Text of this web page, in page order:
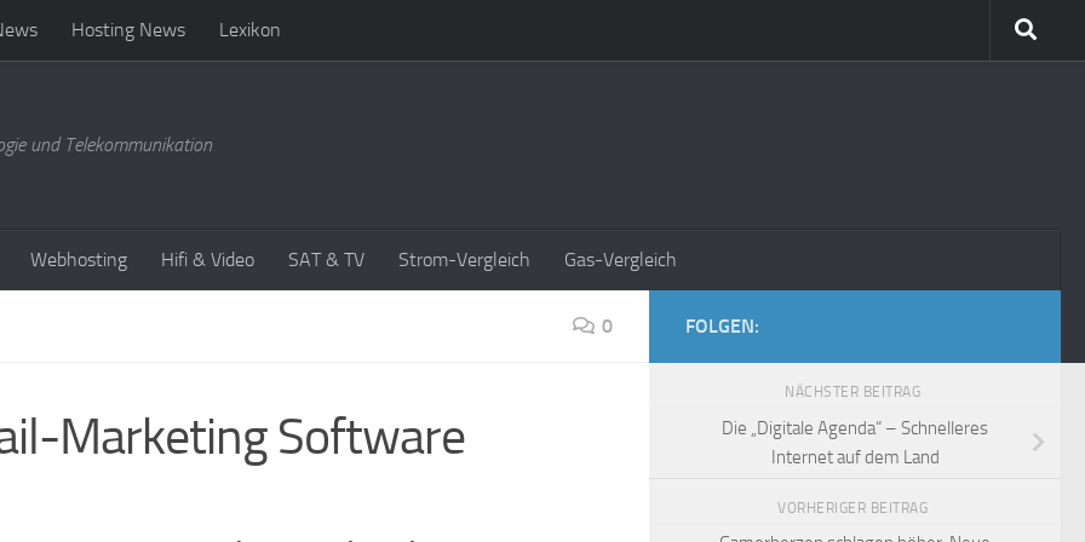
Hosting News Lexikon
und Telekommunikation
Webhosting Hifi & Video SAT & TV Strom-Vergleich Gas-Vergleich
0
Marketing Software
FOLGEN:
NÄCHSTER BEITRAG
Die „Digitale Agenda“ – Schnelleres
Internet auf dem Land
VORHERIGER BEITRAG